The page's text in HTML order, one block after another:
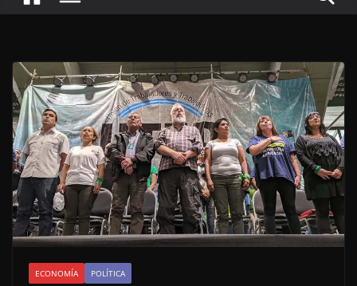
ECONOMÍA POLÍTICA